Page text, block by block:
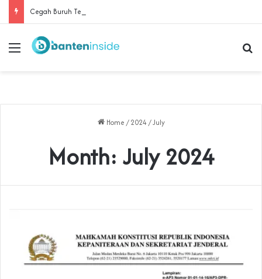
Menu
Home / 2024 / July
Month: July 2024